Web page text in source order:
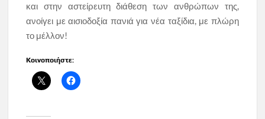
και στην αστείρευτη διάθεση των ανθρώπων της,
ανοίγει με αισιοδοξία πανιά για νέα ταξίδια, με πλώρη
το μέλλον!
Κοινοποιήστε: